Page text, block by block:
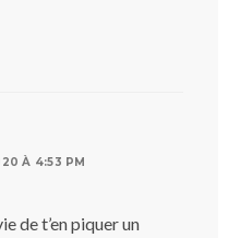
À 4:53 PM
de t’en piquer un